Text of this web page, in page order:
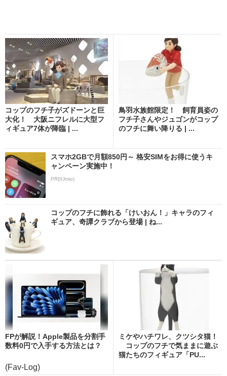
コップのフチ子がズドーンと巨
大化！ 大阪ニフレルに大型フ
ィギュア7体が降臨 | ...
鳥羽水族館限定！ 飼育員姿の
フチ子さんやジュゴンがコップ
のフチに舞い降りる | ...
スマホ2GBで月額850円～ 格安SIMをお得に使うキ
ャンペーン実施中！
PR(IIJmio)
コップのフチに飾れる「けいおん！」キャラのフィ
ギュア、奇譚クラブから登場 | ね...
FPが解説！Apple製品を分割手
数料0円で入手する方法とは？
(Fav-Log)
ミケやハチワレ、クツシタ猫！
コップのフチで気ままに遊ぶ
猫たちのフィギュア「PU...